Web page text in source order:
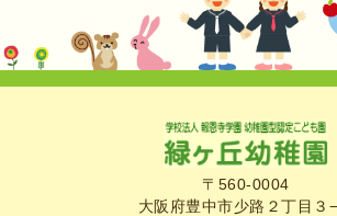
〒560-0004
大阪府豊中市少路２丁目３